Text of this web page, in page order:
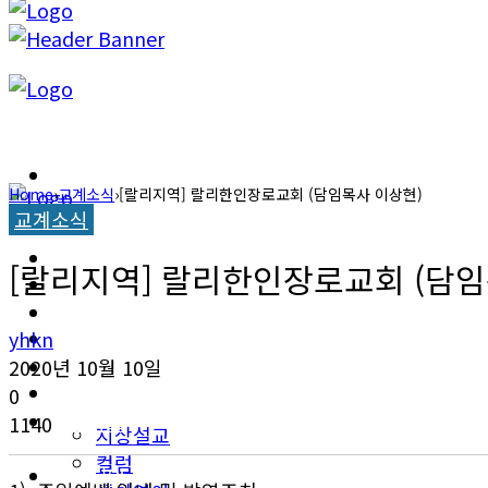
교계소식
한인타운 소식
지상설교
컬럼
캐롤라이나 뉴스
한인타운 소식
이민뉴스
오피니언
Home›교계소식›[랄리지역] 랄리한인장로교회 (담임목사 이상현)
교계소식
[랄리지역] 랄리한인장로교회 (담
yhkn
2020년 10월 10일
0
1140